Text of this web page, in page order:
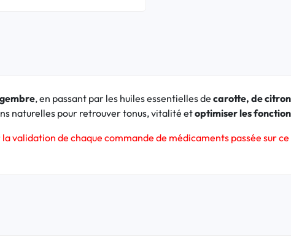
, en passant par les huiles essentielles de carotte, de
naturelles pour retrouver tonus, vitalité etoptimiser les
validation de chaque commande de médicaments passée sur